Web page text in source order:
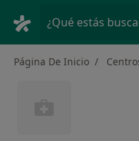
¿Qué estás
Página De Inicio